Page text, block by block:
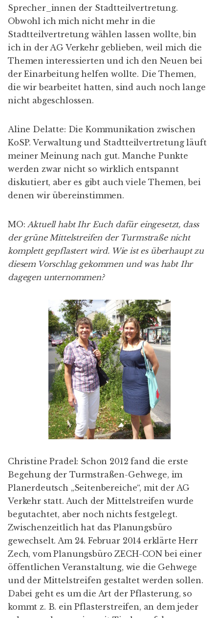
Sprecher_innen der Stadtteilvertretung.
Obwohl ich mich nicht mehr in die
Stadtteilvertretung wählen lassen wollte, bin
ich in der AG Verkehr geblieben, weil mich die
Themen interessierten und ich den Neuen bei
der Einarbeitung helfen wollte. Die Themen,
die wir bearbeitet hatten, sind auch noch lange
nicht abgeschlossen.
Aline Delatte: Die Kommunikation zwischen
KoSP. Verwaltung und Stadtteilvertretung läuft
meiner Meinung nach gut. Manche Punkte
werden zwar nicht so wirklich entspannt
diskutiert, aber es gibt auch viele Themen, bei
denen wir übereinstimmen.
MO: Aktuell habt Ihr Euch dafür eingesetzt, dass
der grüne Mittelstreifen der Turmstraße nicht
komplett gepflastert wird. Wie ist es überhaupt zu
diesem Vorschlag gekommen und was habt Ihr
dagegen unternommen?
Christine Pradel: Schon 2012 fand die erste
Begehung der Turmstraßen-Gehwege, im
Planerdeutsch „Seitenbereiche“, mit der AG
Verkehr statt. Auch der Mittelstreifen wurde
begutachtet, aber noch nichts festgelegt.
Zwischenzeitlich hat das Planungsbüro
gewechselt. Am 24. Februar 2014 erklärte Herr
Zech, vom Planungsbüro ZECH-CON bei einer
öffentlichen Veranstaltung, wie die Gehwege
und der Mittelstreifen gestaltet werden sollen.
Dabei geht es um die Art der Pflasterung, so
kommt z. B. ein Pflasterstreifen, an dem jeder